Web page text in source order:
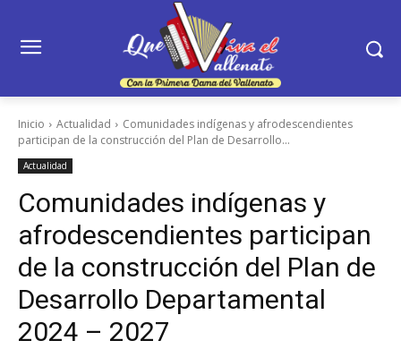
Inicio Actualidad
Comunidades indígenas y afrodescendientes
participan de la construcción del Plan de Desarrollo...
Actualidad
Comunidades indígenas y
afrodescendientes participan
de la construcción del Plan de
Desarrollo Departamental
2024 – 2027